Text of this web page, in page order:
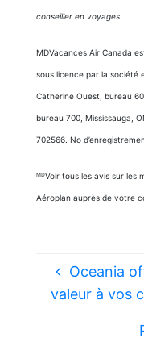
conseiller en voyages.
MDVacances Air Canada
sous licence par la société
Catherine Ouest, bureau
bureau 700, Mississauga,
702566. No
ᴹᴰVoir tous les avis sur les
Aéroplan auprès de votre
Oceania
valeur à vos